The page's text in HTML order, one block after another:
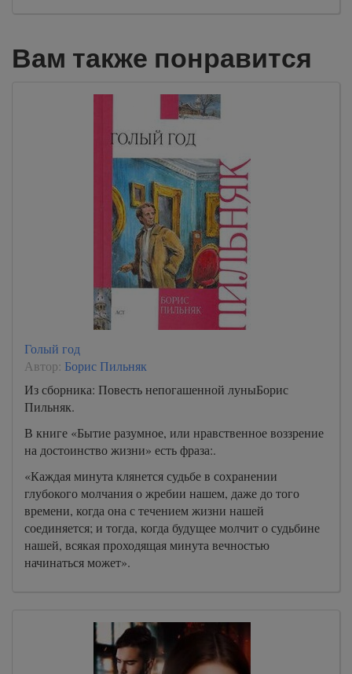
Вам также понравится
Голый год
Автор: Борис Пильняк
Из сборника: Повесть непогашенной луныБорис
Пильняк.
В книге «Бытие разумное, или нравственное воззрение
на достоинство жизни» есть фраза:.
«Каждая минута клянется судьбе в сохранении
глубокого молчания о жребии нашем, даже до того
времени, когда она с течением жизни нашей
соединяется; и тогда, когда будущее молчит о судьбине
нашей, всякая проходящая минута вечностью
начинаться может».